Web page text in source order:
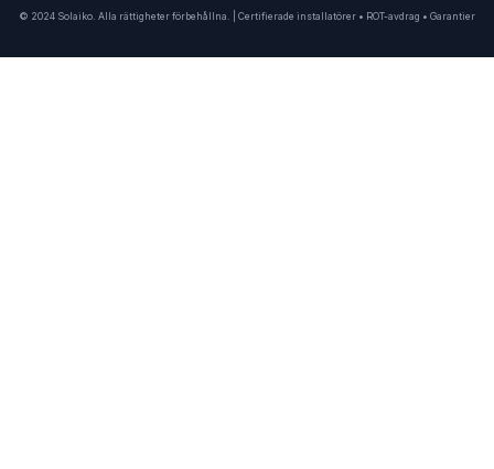
© 2024 Solaiko. Alla rättigheter förbehållna. | Certifierade installatörer • ROT-avdrag • Garantier